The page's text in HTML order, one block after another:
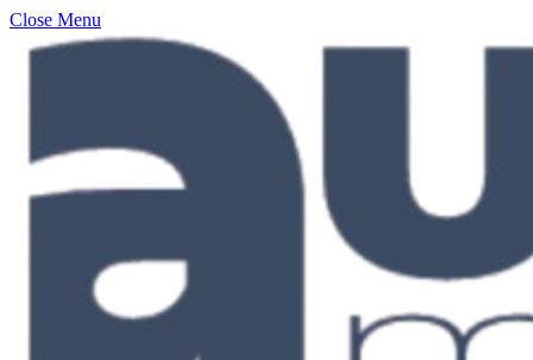
Close Menu